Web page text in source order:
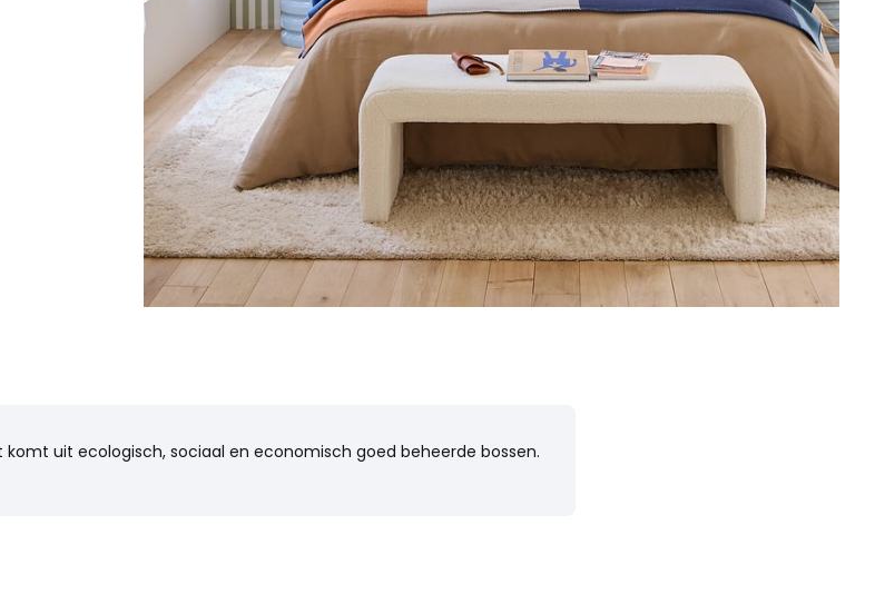
uit ecologisch, sociaal en economisch goed beheerde bossen.